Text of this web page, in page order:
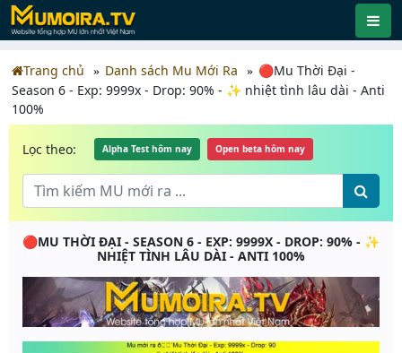
Trang chủ Danh sách Mu Mới Ra
🔴Mu Thời Đại -
Season 6 - Exp: 9999x - Drop: 90% - ✨ nhiệt tình lâu dài - Anti
100%
Lọc theo: Alpha Test hôm nay Open beta hôm nay
🔴MU THỜI ĐẠI - SEASON 6 - EXP: 9999X - DROP: 90% - ✨
NHIỆT TÌNH LÂU DÀI - ANTI 100%